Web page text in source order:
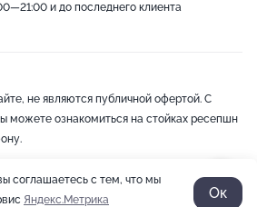
и до последнего клиента
не являются публичной офертой. С
можете ознакомиться на стойках ресепшн
Разработано в Zoon
соглашаетесь с тем, что мы
Яндекс.Метрика Ок